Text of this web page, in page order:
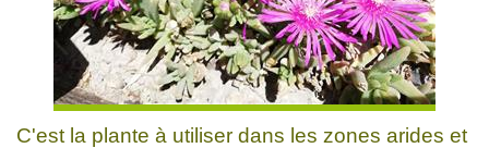
C'est la plante à utiliser dans les zones arides et